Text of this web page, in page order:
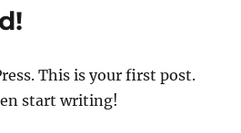
This is your first post.
start writing!